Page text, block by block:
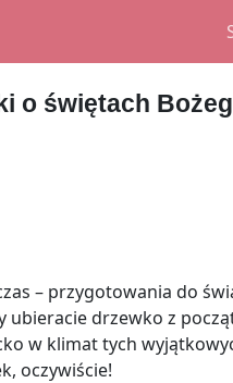
o świętach
– przygotowania do
ubieracie drzewko z
w klimat tych
oczywiście!